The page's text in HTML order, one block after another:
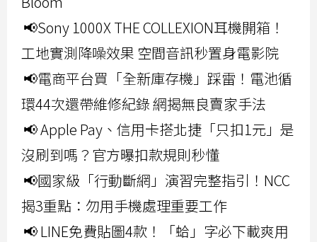
📢Sony 1000X THE COLLEXION耳機開箱！
工地實測降噪效果 空間音訊秒置身電影院
📢電商平台買「全新庫存機」踩雷！電池循
環44次還帶維修紀錄 網揭無良賣家手法
📢 Apple Pay、信用卡搭北捷「只扣1元」是
沒刷到嗎？官方曝扣款規則秒懂
📢國家級「行動斷網」演習完整指引！NCC
揭3重點：勿用手機處理重要工作
📢 LINE免費貼圖4款！「蛤」字必下載爽用